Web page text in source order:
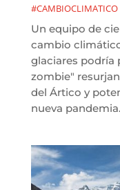
#CAMBIOCLIMATICO
Un equipo de
cambio
glaciares podría
zombie"
del Ártico y
nueva